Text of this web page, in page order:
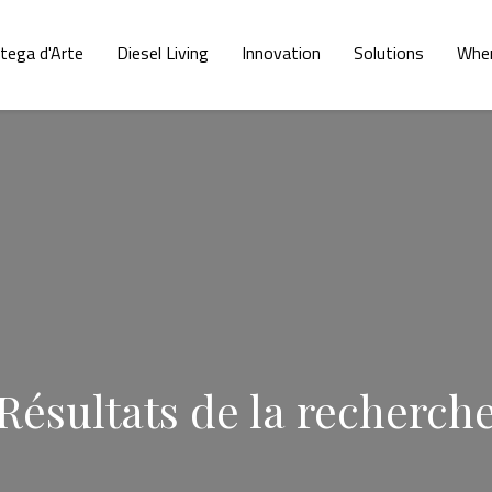
d'Arte Diesel Living Innovation Solutions
de la